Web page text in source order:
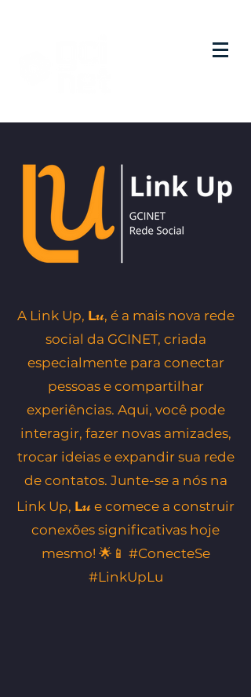
A Link Up, Lu, é a mais nova rede
social da GCINET, criada
especialmente para conectar
pessoas e compartilhar
experiências. Aqui, você pode
interagir, fazer novas amizades,
trocar ideias e expandir sua rede
de contatos. Junte-se a nós na
Link Up, Lu e comece a construir
conexões significativas hoje
mesmo! 🌟📱 #ConecteSe
#LinkUpLu